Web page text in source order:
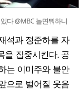
다 @MBC 놀면뭐하니
석과 정준하를 자
을 집중시킨다. 공
는 이미주와 불안
으로 벌어질 웃음